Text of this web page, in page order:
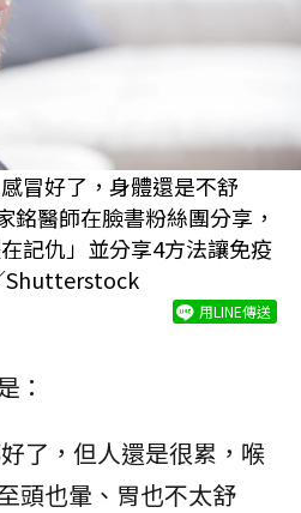
冒好了，身體還是不舒
銘醫師在臉書粉絲團分享，
記仇」並分享4方法讓免疫
Shutterstock
用LINE傳送
：
了，但人還是很累，喉
頭也暈、胃也不太舒